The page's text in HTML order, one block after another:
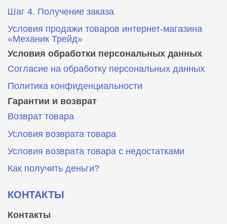
Шаг 4. Получение заказа
Условия продажи товаров интернет-магазина
«Механик Трейд»
Условия обработки персональных данных
Согласие на обработку персональных данных
Политика конфиденциальности
Гарантии и возврат
Возврат товара
Условия возврата товара
Условия возврата товара с недостатками
Как получить деньги?
КОНТАКТЫ
Контакты